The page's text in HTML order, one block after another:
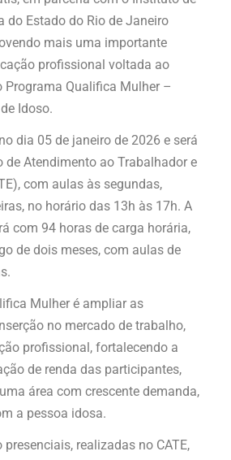
do Estado do Rio de Janeiro
mais uma importante
profissional voltada ao
Qualifica Mulher –
Idoso.
dia 05 de janeiro de 2026 e será
de Atendimento ao Trabalhador e
com aulas às segundas,
no horário das 13h às 17h. A
com 94 horas de carga horária,
de dois meses, com aulas de
Mulher é ampliar as
no mercado de trabalho,
profissional, fortalecendo a
de renda das participantes,
área com crescente demanda,
a pessoa idosa.
realizadas no CATE,